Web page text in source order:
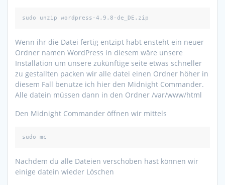
sudo unzip wordpress-4.9.8-de_DE.zip
Wenn ihr die Datei fertig entzipt habt ensteht ein neuer
Ordner namen WordPress in diesem wäre unsere
Installation um unsere zukünftige seite etwas schneller
zu gestallten packen wir alle datei einen Ordner höher in
diesem Fall benutze ich hier den Midnight Commander.
Alle datein müssen dann in den Ordner /var/www/html
Den Midnight Commander öffnen wir mittels
sudo mc
Nachdem du alle Dateien verschoben hast können wir
einige datein wieder Löschen